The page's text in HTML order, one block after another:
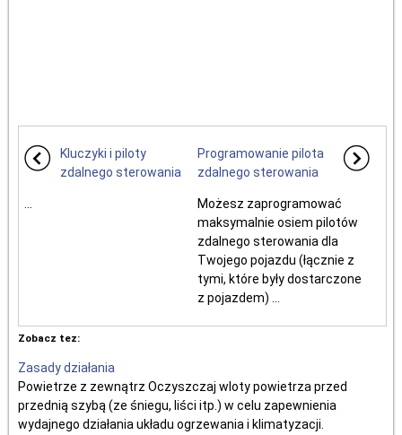
Kluczyki i piloty
zdalnego sterowania
Programowanie pilota
zdalnego sterowania
Możesz zaprogramować
maksymalnie osiem pilotów
zdalnego sterowania dla
Twojego pojazdu (łącznie z
tymi, które były dostarczone
z pojazdem) ...
Zobacz tez:
Zasady działania
Powietrze z zewnątrz Oczyszczaj wloty powietrza przed
przednią szybą (ze śniegu, liści itp.) w celu zapewnienia
wydajnego działania układu ogrzewania i klimatyzacji.